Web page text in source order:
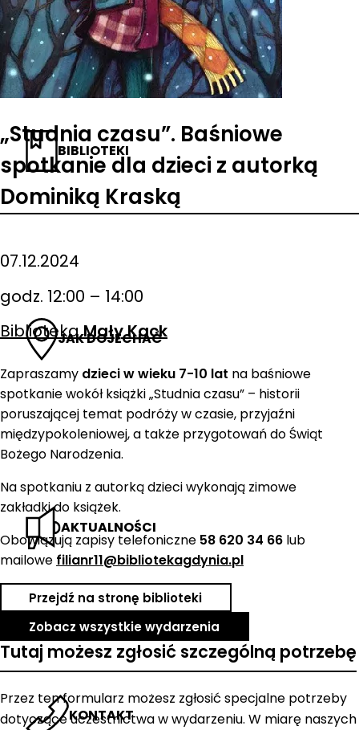
BIBLIOTEKI
JAK DOJECHAĆ
AKTUALNOŚCI
KONTAKT
„Studnia czasu”. Baśniowe
spotkanie dla dzieci z autorką
Dominiką Kraską
07.12.2024
godz. 12:00 – 14:00
BibliotekaMały Kack
Zapraszamy dzieci w wieku 7-10 lat na baśniowe
spotkanie wokół książki „Studnia czasu” – historii
poruszającej temat podróży w czasie, przyjaźni
międzypokoleniowej, a także przygotowań do Świąt
Bożego Narodzenia.
Na spotkaniu z autorką dzieci wykonają zimowe
zakładki do książek.
Obowiązują zapisy telefoniczne 58 620 34 66 lub
mailowe filianr11@bibliotekagdynia.pl
Przejdź na stronę biblioteki
Zobacz wszystkie wydarzenia
Tutaj możesz zgłosić szczególną potrzebę
Przez ten formularz możesz zgłosić specjalne potrzeby
dotyczące uczestnictwa w wydarzeniu. W miarę naszych